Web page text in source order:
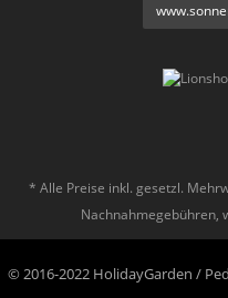
* Alle Preise inkl. gesetzl.
Nachnahmegebühren,
© 2016-2022 HolidayGarden /